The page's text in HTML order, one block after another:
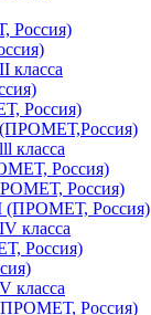
класса
Россия)
класса
Россия)
Россия)
(ПРОМЕТ, Россия)
класса
Россия)
класса
Россия)